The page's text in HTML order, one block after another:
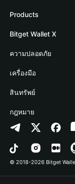
เกี่ยวกับ Bitget Wallet
Blog
Academy
ข่าวสารด้านคริปโต
ศูนย์ช่วยเหลือ
ติดต่อเรา
ทรัพยากรข้อมูลของแบ
อาชีพ
Products
Crypto Card
Stablecoin Earn
Payfi Crypto
Crypto Swap API
Altcoin Season Index
Prediction Markets
DApp
Bitget Wallet X
นักพัฒนา
เชื่อมต่อ Wallet
Bitget Wallet Pay
ลิสต์โปรเจกต์
ความปลอดภัย
Protection Fund
เทคโนโลยีความปลอด
เครื่องมือ
ซื้อคริปโต
การตรวจจับการอนุญา
การตรวจจับสัญญา
การโอนเป็นชุด
สินทรัพย์
Arbitrum
Avalanche
Bitcoin
กฎหมาย
นโยบายความเป็นส่วน
ข้อตกลงในการใช้บริ
© 2018-2026 Bitget